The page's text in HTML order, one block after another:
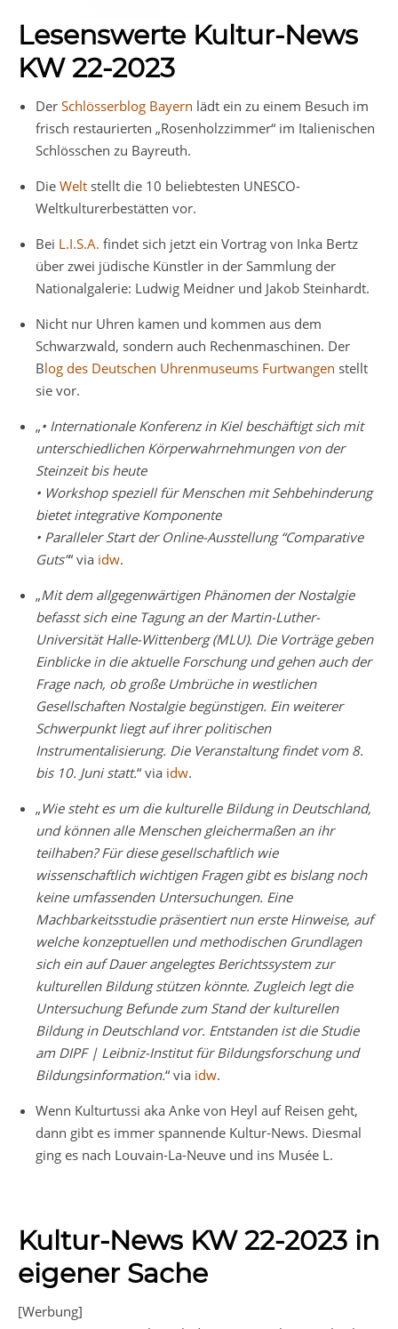
Lesenswerte Kultur-News
KW 22-2023
Der Schlösserblog Bayern lädt ein zu einem Besuch im
frisch restaurierten „Rosenholzzimmer“ im Italienischen
Schlösschen zu Bayreuth.
Die Welt stellt die 10 beliebtesten UNESCO-
Weltkulturerbestätten vor.
Bei L.I.S.A. findet sich jetzt ein Vortrag von Inka Bertz
über zwei jüdische Künstler in der Sammlung der
Nationalgalerie: Ludwig Meidner und Jakob Steinhardt.
Nicht nur Uhren kamen und kommen aus dem
Schwarzwald, sondern auch Rechenmaschinen. Der
Blog des Deutschen Uhrenmuseums Furtwangen stellt
sie vor.
„• Internationale Konferenz in Kiel beschäftigt sich mit
unterschiedlichen Körperwahrnehmungen von der
Steinzeit bis heute
• Workshop speziell für Menschen mit Sehbehinderung
bietet integrative Komponente
• Paralleler Start der Online-Ausstellung “Comparative
Guts”“ via idw.
„Mit dem allgegenwärtigen Phänomen der Nostalgie
befasst sich eine Tagung an der Martin-Luther-
Universität Halle-Wittenberg (MLU). Die Vorträge geben
Einblicke in die aktuelle Forschung und gehen auch der
Frage nach, ob große Umbrüche in westlichen
Gesellschaften Nostalgie begünstigen. Ein weiterer
Schwerpunkt liegt auf ihrer politischen
Instrumentalisierung. Die Veranstaltung findet vom 8.
bis 10. Juni statt.“ via idw.
„ Wie steht es um die kulturelle Bildung in Deutschland,
und können alle Menschen gleichermaßen an ihr
teilhaben? Für diese gesellschaftlich wie
wissenschaftlich wichtigen Fragen gibt es bislang noch
keine umfassenden Untersuchungen. Eine
Machbarkeitsstudie präsentiert nun erste Hinweise, auf
welche konzeptuellen und methodischen Grundlagen
sich ein auf Dauer angelegtes Berichtssystem zur
kulturellen Bildung stützen könnte. Zugleich legt die
Untersuchung Befunde zum Stand der kulturellen
Bildung in Deutschland vor. Entstanden ist die Studie
am DIPF | Leibniz-Institut für Bildungsforschung und
Bildungsinformation.“ via idw.
Wenn Kulturtussi aka Anke von Heyl auf Reisen geht,
dann gibt es immer spannende Kultur-News. Diesmal
ging es nach Louvain-La-Neuve und ins Musée L.
Kultur-News KW 22-2023 in
eigener Sache
[Werbung]